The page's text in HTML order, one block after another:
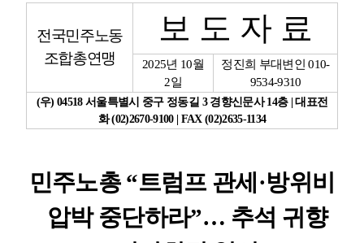
전국민주노동
조합총연맹
보 도 자 료
2025년 10월
2일
정진희 부대변인010-
9534-9310
(우) 04518서울특별시 중구 정동길 3 경향신문사14층 |대표전
화(02)2670-9100 | FAX (02)2635-1134
민주노총 “트럼프 관세 ·방위비
압박 중단하라”… 추석 귀향
부설기관